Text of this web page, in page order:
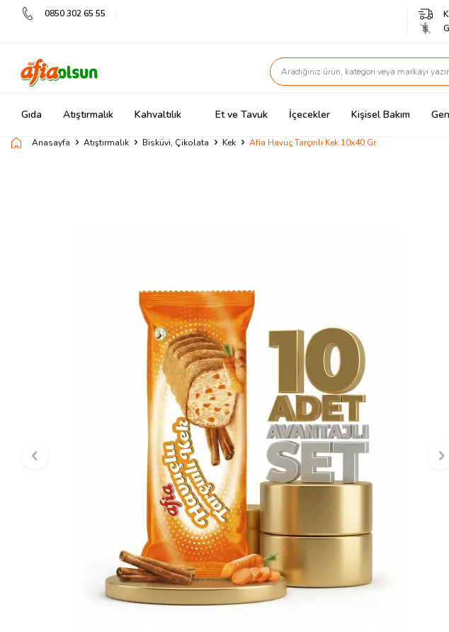
0850 302 65 55
Gıda Atıştırmalık Kahvaltılık Et ve Tavuk İçecekler Kişisel Bakım
Anasayfa Atıştırmalık Bisküvi, Çikolata Kek Afia Havuç Tarçınlı Kek 10x40 Gr